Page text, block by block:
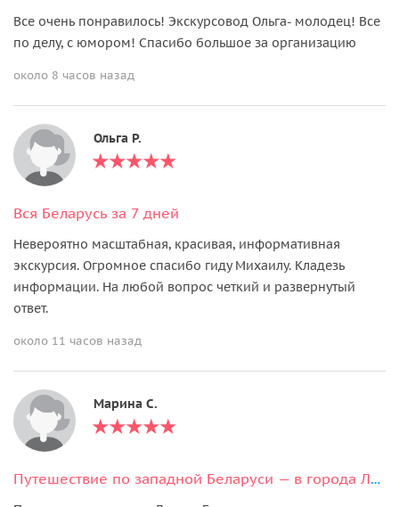
Все очень понравилось! Экскурсовод Ольга- молодец! Все
по делу, с юмором! Спасибо большое за организацию
около 8 часов назад
Ольга Р.
Вся Беларусь за 7 дней
Невероятно масштабная, красивая, информативная
экскурсия. Огромное спасибо гиду Михаилу. Кладезь
информации. На любой вопрос четкий и развернутый
ответ.
около 11 часов назад
Марина С.
Путешествие по западной Беларуси — в города Лида и Гродно